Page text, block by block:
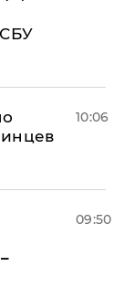
10:06
09:50